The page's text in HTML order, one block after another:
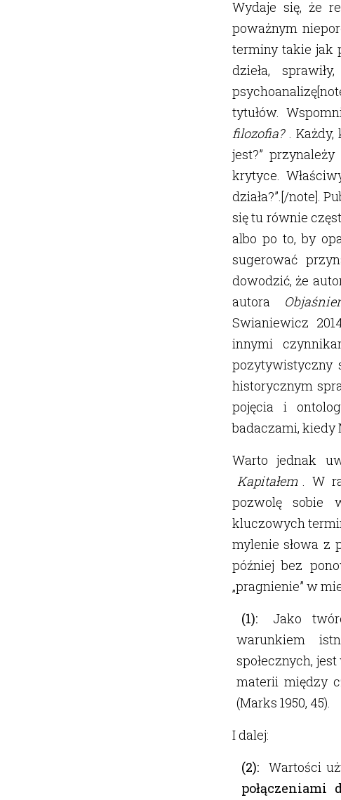
Wydaje się, że
poważnym
terminy takie jak
dzieła,
tytułów.
filozofia? .
jest?”
krytyce.
działa?”.[/note].
się tu równie
albo po to, by
sugerować
dowodzić, że
autora
Swianiewicz
innymi
pozytywistyczny
historycznym
pojęcia i
badaczami, kiedy
Warto jednak
Kapitałem . W
pozwolę sobie
kluczowych
mylenie słowa z
później bez
„pragnienie” w
(1):
Jako
warunkiem
społecznych,
materii między
(Marks 1950, 45).
I dalej:
(2): Wartości
połączeniami